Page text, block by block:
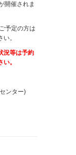
開催されま
予定の方は
。
況等は予約
。
ンター)